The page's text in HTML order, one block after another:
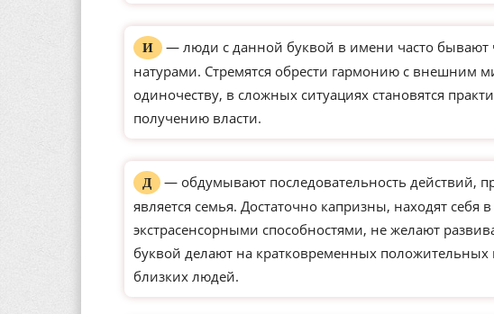
И
— люди с данной буквой в имени часто
натурами. Стремятся обрести гармонию с внешним
одиночеству, в сложных ситуациях становятся
получению власти.
Д
— обдумывают последовательность действий,
является семья. Достаточно капризны, находят
экстрасенсорными способностями, не желают
буквой делают на кратковременных
близких людей.